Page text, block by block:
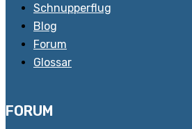
Schnupperflug
Blog
Forum
Glossar
FORUM